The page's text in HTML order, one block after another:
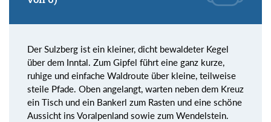
Der Sulzberg ist ein kleiner, dicht bewaldeter Kegel
über dem Inntal. Zum Gipfel führt eine ganz kurze,
ruhige und einfache Waldroute über kleine, teilweise
steile Pfade. Oben angelangt, warten neben dem Kreuz
ein Tisch und ein Bankerl zum Rasten und eine schöne
Aussicht ins Voralpenland sowie zum Wendelstein.